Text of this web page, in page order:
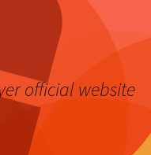
official website